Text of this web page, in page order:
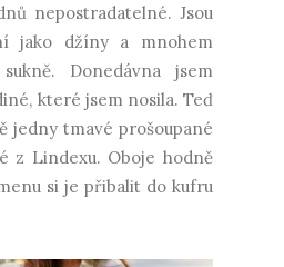
nepostradatelné. Jsou
jako džíny a mnohem
Donedávna jsem
které jsem nosila. Teď
jedny tmavé prošoupané
z Lindexu. Oboje hodně
si je přibalit do kufru